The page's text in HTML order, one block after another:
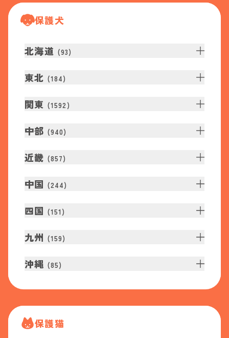
保護犬
北海道 (93)
東北 (184)
関東 (1592 )
中部 (940)
近畿 (857)
中国 (244)
四国 (151 )
九州 (159)
沖縄 (85)
保護猫